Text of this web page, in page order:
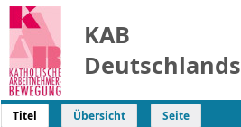
KAB
Deutschlands
Titel Übersicht Seite